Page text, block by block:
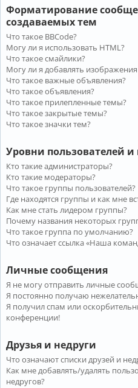
Форматирование
создаваемых тем
Что такое BBCode?
Могу ли я использовать HTML?
Что такое смайлики?
Могу ли я добавлять
Что такое важные объявления?
Что такое объявления?
Что такое прилепленные темы?
Что такое закрытые темы?
Что такое значки тем?
Уровни пользователей и
Кто такие администраторы?
Кто такие модераторы?
Что такое группы пользователей?
Где находятся группы и как мне
Как мне стать лидером группы?
Почему названия некоторых
Что такое группа по умолчанию?
Что означает ссылка «Наша
Личные сообщения
Я не могу отправить личные
Я постоянно получаю
Я получил спам или
конференции!
Друзья и недруги
Что означают списки друзей и
Как мне добавлять/удалять
недругов?